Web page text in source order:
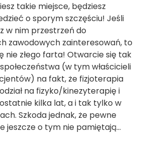
takie miejsce, będziesz
o sporym szczęściu! Jeśli
w nim przestrzeń do
zawodowych zainteresowań, to
nie złego farta! Otwarcie się tak
(w tym właścicieli
na fakt, że fizjoterapia
na fizyko/kinezyterapię i
kilka lat, a i tak tylko w
Szkoda jednak, że pewne
jeszcze o tym nie pamiętają…